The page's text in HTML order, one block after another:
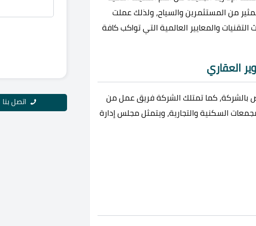
من المستثمرين والسياح، ولذلك عملت
والمعايير العالمية التي تواكب كافة
العقاري
بالشركة، كما تمتلك الشركة فريق عمل من
السكنية والتجارية، ويتمثل مجلس إدارة
اتصل بنا